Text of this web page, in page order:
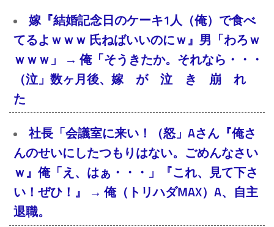
嫁『結婚記念日のケーキ1人（俺）で食べ
てるよｗｗｗ 氏ねばいいのにｗ』男「わろｗ
ｗｗｗ」 → 俺「そうきたか。それなら・・・
（泣」数ヶ月後、嫁 が 泣 き 崩 れ
た
社長「会議室に来い！（怒」Aさん『俺さ
んのせいにしたつもりはない。ごめんなさい
ｗ』俺「え、はぁ・・・」『これ、見て下さ
い！ぜひ！』 → 俺（トリハダMAX）A、自主
退職。